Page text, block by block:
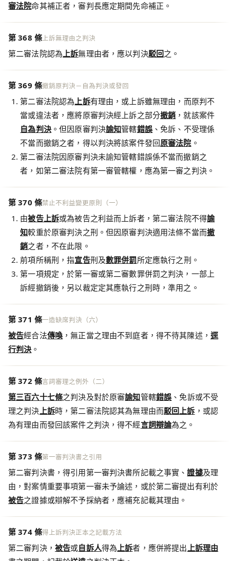
審法院命其補正者，審判長應定期間先命補正。
第 368 條上訴無理由之判決
第二審法院認為上訴無理由者，應以判決駁回之。
第 369 條撤銷原判決－自為判決或發回
第二審法院認為上訴有理由，或上訴雖無理由，而原判不
當或違法者，應將原審判決經上訴之部分撤銷 ，就該案件
自為判決。但因原審判決諭知管轄錯誤、免訴、不受理係
不當而撤銷之者，得以判決將該案件發回原審法院 。
第二審法院因原審判決未諭知管轄錯誤係不當而撤銷之
者，如第二審法院有第一審管轄權，應為第一審之判決。
第 370 條禁止不利益變更原則（一）
由被告上訴或為被告之利益而上訴者，第二審法院不得諭
知較重於原審判決之刑。但因原審判決適用法條不當而撤
銷之者，不在此限。
前項所稱刑，指宣告刑及數罪併罰所定應執行之刑。
第一項規定，於第一審或第二審數罪併罰之判決，一部上
訴經撤銷後，另以裁定定其應執行之刑時，準用之。
第 371 條一造缺席判決（六）
被告經合法傳喚 ，無正當之理由不到庭者，得不待其陳述， 逕
行判決 。
第 372 條言詞審理之例外（二）
第三百六十七條之判決及對於原審諭知管轄錯誤 、免訴或不受
理之判決上訴時，第二審法院認其為無理由而駁回上訴 ，或認
為有理由而發回該案件之判決，得不經言詞辯論為之。
第 373 條第一審判決書之引用
第二審判決書，得引用第一審判決書所記載之事實、證據及理
由，對案情重要事項第一審未予論述，或於第二審提出有利於
被告之證據或辯解不予採納者，應補充記載其理由。
第 374 條得上訴判決正本之記載方法
第二審判決， 被告或自訴人得為上訴者，應併將提出上訴理由